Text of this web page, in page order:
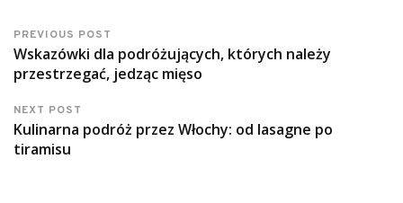
PREVIOUS POST
Wskazówki dla podróżujących, których należy
przestrzegać, jedząc mięso
NEXT POST
Kulinarna podróż przez Włochy: od lasagne po
tiramisu